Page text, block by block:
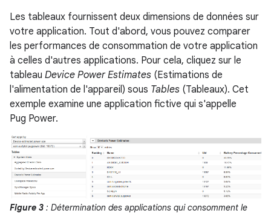
Les tableaux fournissent deux dimensions de données sur
votre application. Tout d'abord, vous pouvez comparer
les performances de consommation de votre application
à celles d'autres applications. Pour cela, cliquez sur le
tableau Device Power Estimates (Estimations de
l'alimentation de l'appareil) sous Tables (Tableaux). Cet
exemple examine une application fictive qui s'appelle
Pug Power.
Figure 3 : Détermination des applications qui consomment le